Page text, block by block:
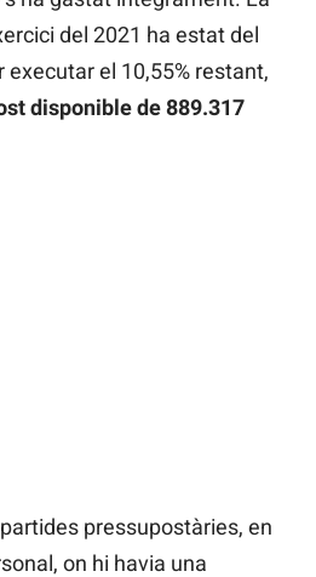
del 2021 ha estat del
executar el 10,55% restant,
disponible de 889.317
pressupostàries, en
on hi havia una